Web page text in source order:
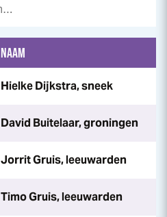
NAAM
Hielke Dijkstra, sneek
David Buitelaar, groningen
Jorrit Gruis, leeuwarden
Timo Gruis, leeuwarden